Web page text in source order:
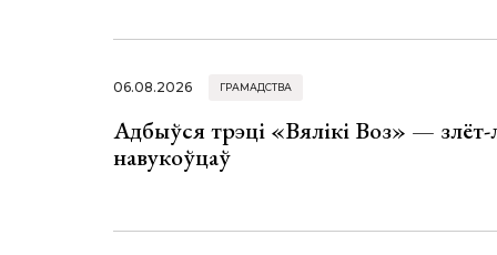
06.08.2026 ГРАМАДСТВА
Адбыўся трэці «Вялікі Воз» — злёт-
навукоўцаў